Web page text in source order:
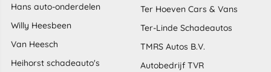
Hans auto-onderdelen
Willy Heesbeen
Van Heesch
Heihorst schadeauto's
Ter Hoeven Cars & Vans
Ter-Linde Schadeautos
TMRS Autos B.V.
Autobedrijf TVR